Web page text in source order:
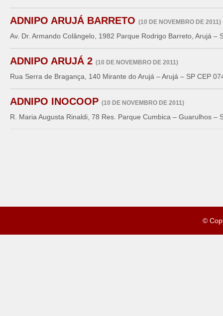
ADNIPO ARUJÁ BARRETO (10 DE NOVEMBRO DE 2011)
Av. Dr. Armando Colângelo, 1982 Parque Rodrigo Barreto, Arujá
ADNIPO ARUJÁ 2 (10 DE NOVEMBRO DE 2011)
Rua Serra de Bragança, 140 Mirante do Arujá – Arujá – SP CEP
ADNIPO INOCOOP (10 DE NOVEMBRO DE 2011)
R. Maria Augusta Rinaldi, 78 Res. Parque Cumbica – Guarulhos –
©